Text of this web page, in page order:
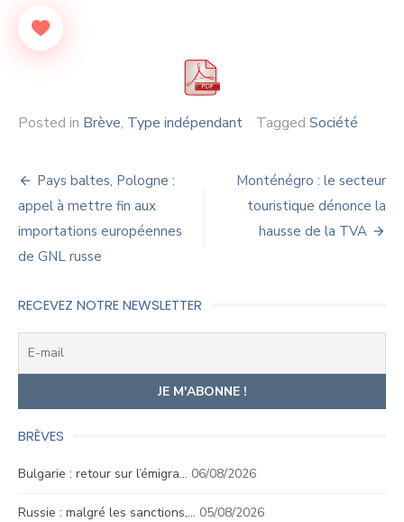
Posted in Brève, Type indépendant Tagged Société
Navigation
de
l’article
Pays baltes, Pologne :
appel à mettre fin aux
importations européennes
de GNL russe
Monténégro : le secteur
touristique dénonce la
hausse de la TVA
RECEVEZ NOTRE NEWSLETTER
BRÈVES
Bulgarie : retour sur l’émigra… 06/08/2026
Russie : malgré les sanctions,… 05/08/2026